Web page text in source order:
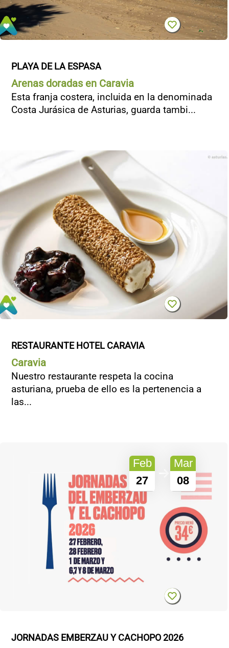
PLAYA DE LA ESPASA
Arenas doradas en Caravia
Esta franja costera, incluida en la denominada
Costa Jurásica de Asturias, guarda tambi...
RESTAURANTE HOTEL CARAVIA
Caravia
Nuestro restaurante respeta la cocina
asturiana, prueba de ello es la pertenencia a
las...
Feb
27
Mar
08
JORNADAS EMBERZAU Y CACHOPO 2026